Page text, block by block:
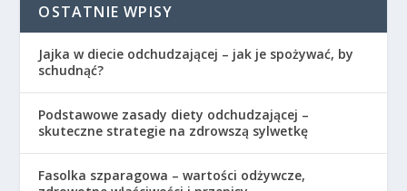
OSTATNIE WPISY
Jajka w diecie odchudzającej – jak je spożywać, by
schudnąć?
Podstawowe zasady diety odchudzającej –
skuteczne strategie na zdrowszą sylwetkę
Fasolka szparagowa – wartości odżywcze,